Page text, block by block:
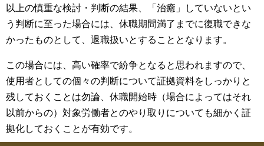
以上の慎重な検討・判断の結果、「治癒」していないとい
う判断に至った場合には、休職期間満了までに復職できな
かったものとして、退職扱いとすることとなります。
この場合には、高い確率で紛争となると思われますので、
使用者としての個々の判断について証拠資料をしっかりと
残しておくことは勿論、休職開始時（場合によってはそれ
以前からの）対象労働者とのやり取りについても細かく証
拠化しておくことが有効です。